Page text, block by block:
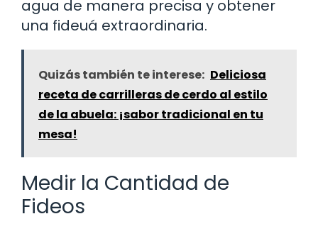
agua de manera precisa y obtener
una fideuá extraordinaria.
Quizás también te interese: Deliciosa
receta de carrilleras de cerdo al estilo
de la abuela: ¡sabor tradicional en tu
mesa!
Medir la Cantidad de
Fideos